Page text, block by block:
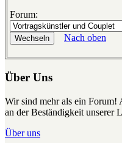
Forum:
Nach oben
Über Uns
Wir sind mehr als ein Forum!
an der Beständigkeit unserer
Über uns